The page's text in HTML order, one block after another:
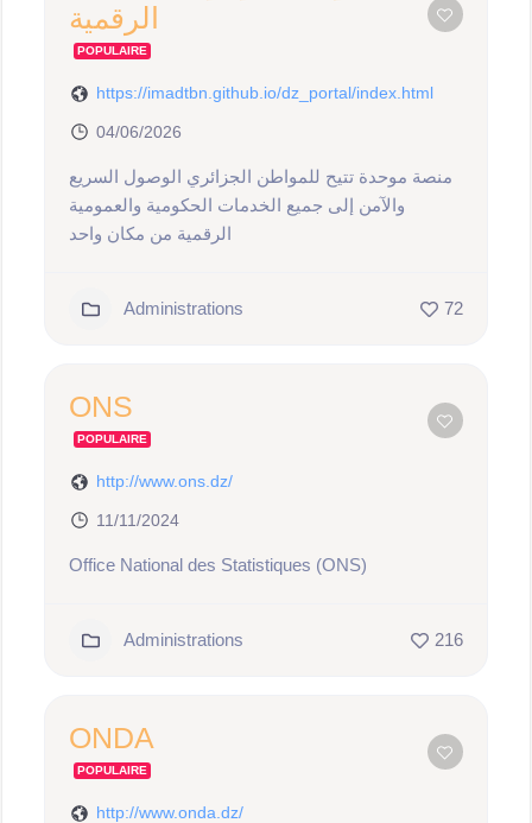
الرقمية
POPULAIRE
https://imadtbn.github.io/dz_portal/index.html
04/06/2026
منصة موحدة تتيح للمواطن الجزائري الوصول السريع
والآمن إلى جميع الخدمات الحكومية والعمومية
الرقمية من مكان واحد
Administrations 72
ONS
POPULAIRE
http://www.ons.dz/
11/11/2024
Office National des Statistiques (ONS)
Administrations 216
ONDA
POPULAIRE
http://www.onda.dz/